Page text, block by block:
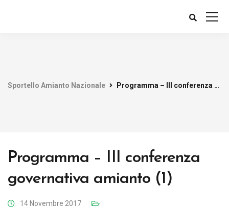
Sportello Amianto Nazionale Programma – III conferenza governativa amianto (1)
Programma – III conferenza
governativa amianto (1)
14 Novembre 2017